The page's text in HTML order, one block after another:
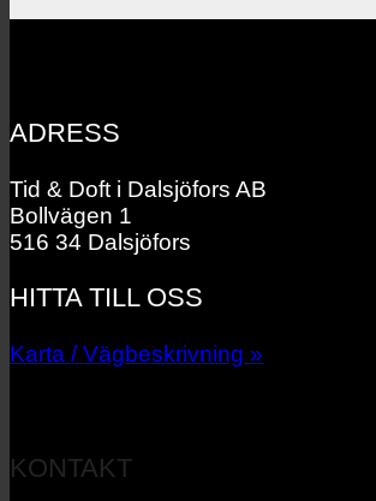
ADRESS
Tid & Doft i Dalsjöfors AB
Bollvägen 1
516 34 Dalsjöfors
HITTA TILL OSS
Karta / Vägbeskrivning »
KONTAKT